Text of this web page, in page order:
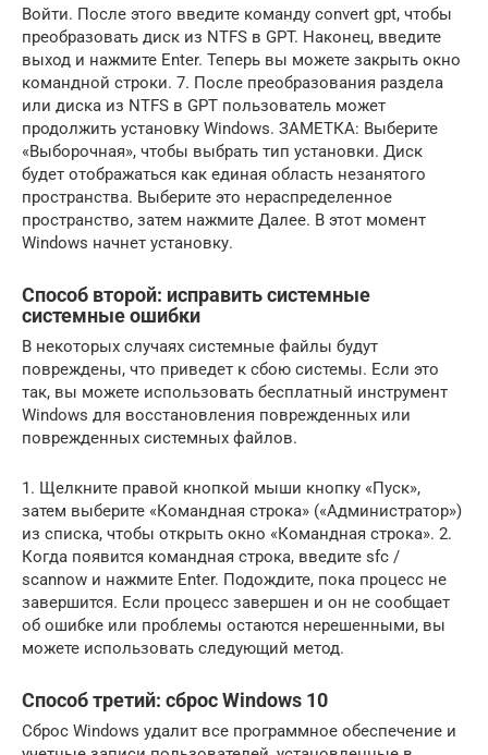
Войти. После этого введите команду convert gpt, чтобы
преобразовать диск из NTFS в GPT. Наконец, введите
выход и нажмите Enter. Теперь вы можете закрыть окно
командной строки. 7. После преобразования раздела
или диска из NTFS в GPT пользователь может
продолжить установку Windows. ЗАМЕТКА: Выберите
«Выборочная», чтобы выбрать тип установки. Диск
будет отображаться как единая область незанятого
пространства. Выберите это нераспределенное
пространство, затем нажмите Далее. В этот момент
Windows начнет установку.
Способ второй: исправить системные
системные ошибки
В некоторых случаях системные файлы будут
повреждены, что приведет к сбою системы. Если это
так, вы можете использовать бесплатный инструмент
Windows для восстановления поврежденных или
поврежденных системных файлов.
1. Щелкните правой кнопкой мыши кнопку «Пуск»,
затем выберите «Командная строка» («Администратор»)
из списка, чтобы открыть окно «Командная строка». 2.
Когда появится командная строка, введите sfc /
scannow и нажмите Enter. Подождите, пока процесс не
завершится. Если процесс завершен и он не сообщает
об ошибке или проблемы остаются нерешенными, вы
можете использовать следующий метод.
Способ третий: сброс Windows 10
Сброс Windows удалит все программное обеспечение и